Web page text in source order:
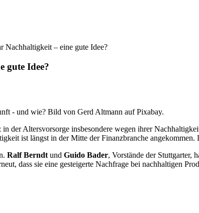
Nachhaltigkeit – eine gute Idee?
gute Idee?
- und wie? Bild von Gerd Altmann auf Pixabay.
der Altersvorsorge insbesondere wegen ihrer
ist längst in der Mitte der Finanzbranche angekommen.
Ralf Berndtund Guido Bader, Vorstände der Stuttgarter,
dass sie eine gesteigerte Nachfrage bei nachhaltigen